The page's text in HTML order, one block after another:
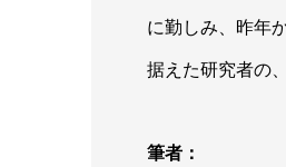
に勤しみ、昨年
据えた研究者の
筆者：